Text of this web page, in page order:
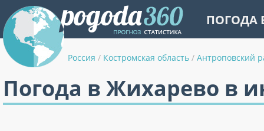
ПОГОДА
Россия / Костромская область / Антроповский
Погода в Жихарево в